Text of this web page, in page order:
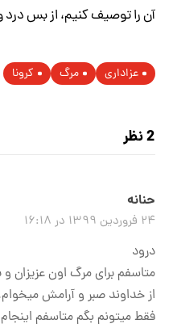
آن را توصیف کنیم، از بس
عزاداری مرگ کرونا
2 نظر
حنانه
۲۴ فروردین ۱۳۹۹ در ۱۶:۱۸
درود
متاسفم برای مرگ اون عزیزان و
از خداوند صبر و آرامش
فقط میتونم بگم متاسفم